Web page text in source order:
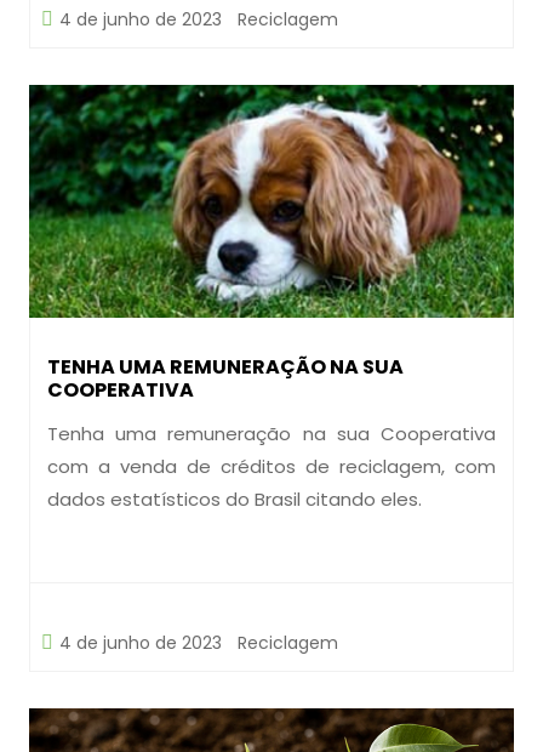
4 de junho de 2023 Reciclagem
TENHA UMA REMUNERAÇÃO NA SUA
COOPERATIVA
Tenha uma remuneração na sua Cooperativa
com a venda de créditos de reciclagem, com
dados estatísticos do Brasil citando eles.
4 de junho de 2023 Reciclagem